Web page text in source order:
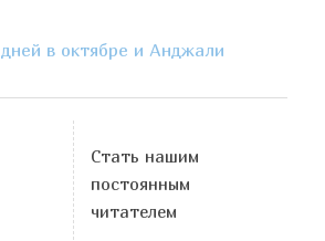
в октябре и Анджали
Стать нашим
постоянным
читателем